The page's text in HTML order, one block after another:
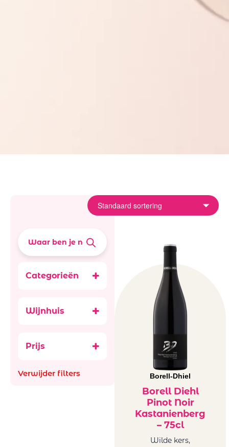
Categorieën
Duitsland
Wijnhuis
Prijs
Verwijder filters Borell-Dhiel
Borell Diehl
Pinot Noir
Kastanienberg
– 75cl
Wilde kers,